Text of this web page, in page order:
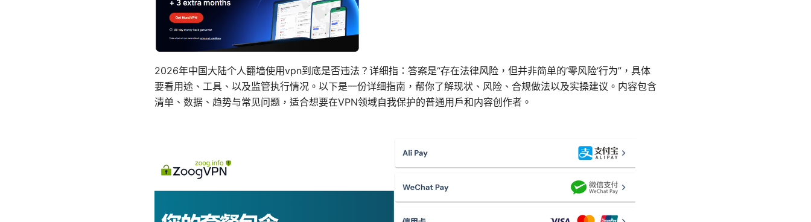
2026年中国大陆个人翻墙使用vpn到底是否违法？详细指：答案是“存在法律风险，但并非简单的‘零风险’行为”，具体
要看用途、工具、以及监管执行情况。以下是一份详细指南，帮你了解现状、风险、合规做法以及实操建议。内容包含
清单、数据、趋势与常见问题，适合想要在VPN领域自我保护的普通用户和内容创作者。